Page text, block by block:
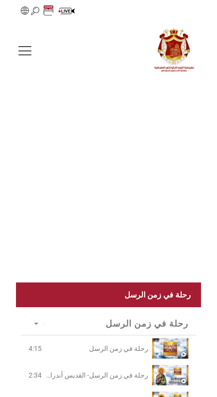
رحلة في زمن الرسل
رحلة في زمن الرسل
رحلة في زمن الرسل 4:15
رحلة في زمن الرسل- القديس أندراوس الرسول 2:34